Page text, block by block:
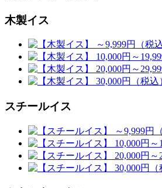
木製イス
スチールイス